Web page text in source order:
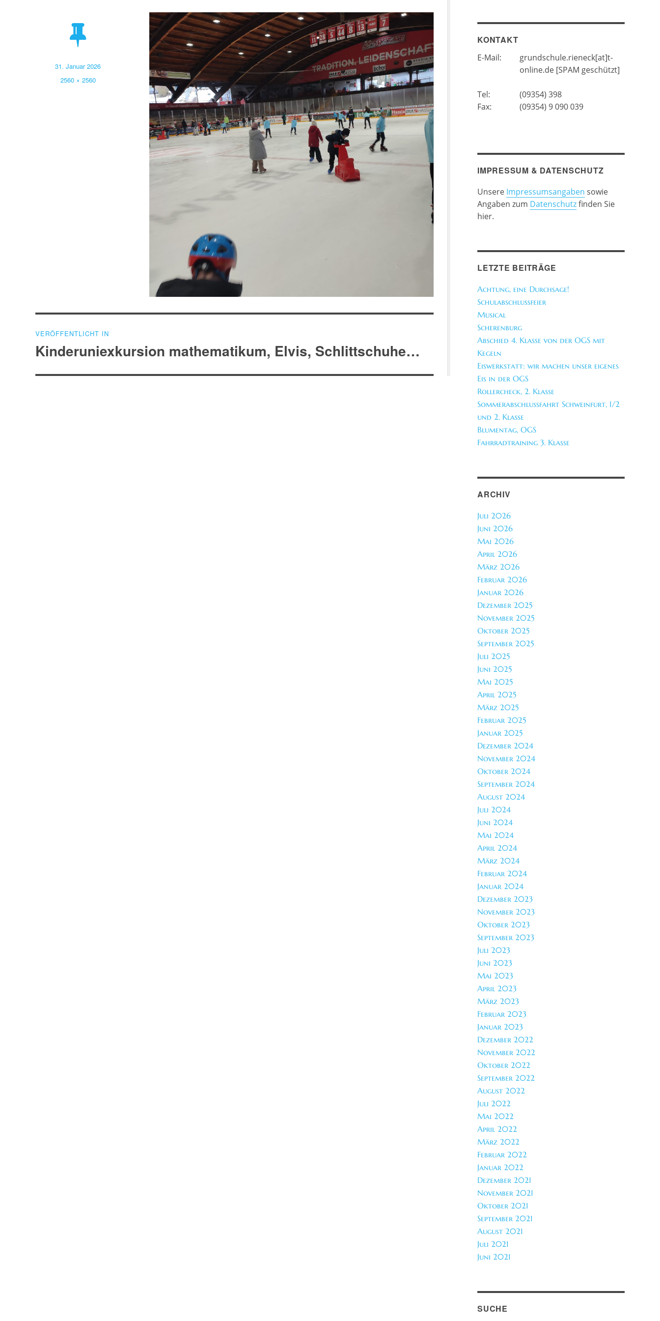
Veröffentlicht
am
31. Januar 2026
Volle
2560 × 2560
VERÖFFENTLICHT IN
Kinderuniexkursion mathematikum, Elvis, Schlittschuhe…
KONTAKT
E-Mail:
grundschule.rieneck[at]t-
online.de [SPAM geschützt]
Tel:
(09354) 398
Fax:
(09354) 9 090 039
IMPRESSUM & DATENSCHUTZ
Unsere Impressumsangaben sowie
Angaben zum Datenschutzfinden Sie
hier.
LETZTE BEITRÄGE
Achtung, eine Durchsage!
Schulabschlussfeier
Musical
Scherenburg
Abschied 4. Klasse von der OGS mit
Kegeln
Eiswerkstatt: wir machen unser eigenes
Eis in der OGS
Rollercheck, 2. Klasse
Sommerabschlussfahrt Schweinfurt, 1/2
und 2. Klasse
Blumentag, OGS
Fahrradtraining 3. Klasse
ARCHIV
Juli 2026
Juni 2026
Mai 2026
April 2026
März 2026
Februar 2026
Januar 2026
Dezember 2025
November 2025
Oktober 2025
September 2025
Juli 2025
Juni 2025
Mai 2025
April 2025
März 2025
Februar 2025
Januar 2025
Dezember 2024
November 2024
Oktober 2024
September 2024
August 2024
Juli 2024
Juni 2024
Mai 2024
April 2024
März 2024
Februar 2024
Januar 2024
Dezember 2023
November 2023
Oktober 2023
September 2023
Juli 2023
Juni 2023
Mai 2023
April 2023
März 2023
Februar 2023
Januar 2023
Dezember 2022
November 2022
Oktober 2022
September 2022
August 2022
Juli 2022
Mai 2022
April 2022
März 2022
Februar 2022
Januar 2022
Dezember 2021
November 2021
Oktober 2021
September 2021
August 2021
Juli 2021
Juni 2021
SUCHE